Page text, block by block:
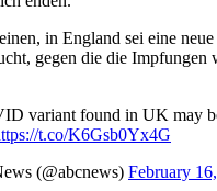
in England sei eine
gegen die die Impfungen
variant found in UK may
t.co/K6Gsb0Yx4G
(@abcnews) February